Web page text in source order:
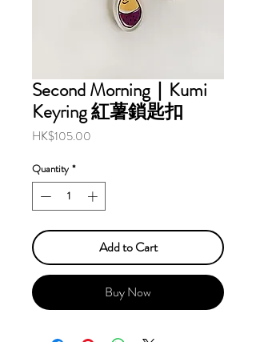
Second Morning｜Kumi
Keyring 紅薯鎖匙扣
HK$105.00
Quantity *
Add to Cart
Buy Now